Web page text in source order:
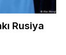
Rusiya